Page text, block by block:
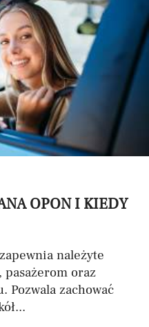
OPON I KIEDY
należyte
oraz
zachować